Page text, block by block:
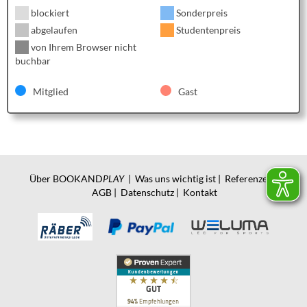
blockiert
abgelaufen
von Ihrem Browser nicht
buchbar
Sonderpreis
Studentenpreis
Mitglied Gast
Über BOOKANDPLAY| Was uns wichtig ist | Referenzen|
AGB | Datenschutz | Kontakt